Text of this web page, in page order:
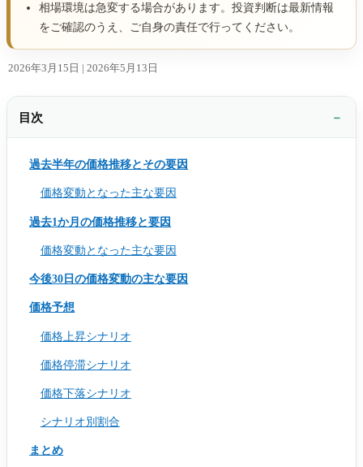
相場環境は急変する場合があります。投資判断は最新情報
をご確認のうえ、ご自身の責任で行ってください。
2026年3月15日 | 2026年5月13日
目次
過去半年の価格推移とその要因
価格変動となった主な要因
過去1か月の価格推移と要因
価格変動となった主な要因
今後30日の価格変動の主な要因
価格予想
価格上昇シナリオ
価格停滞シナリオ
価格下落シナリオ
シナリオ別割合
まとめ